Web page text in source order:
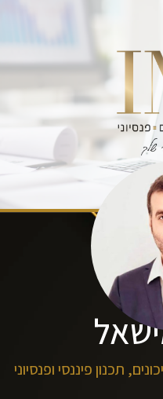
תכנון פיננסי ופנסיוני